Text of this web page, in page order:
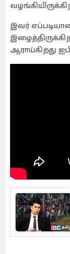
இவர்
ஆராய்கிறது